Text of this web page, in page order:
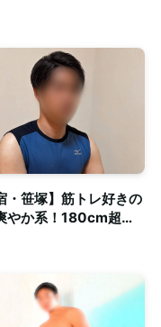
・笹塚】筋トレ好きの
やか系！180cm超え
・がっちり体型セラピ